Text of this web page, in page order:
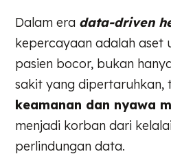
Dalam era data-driven
kepercayaan adalah aset
pasien bocor, bukan
sakit yang dipertaruhkan,
keamanan dan nyawa
menjadi korban dari
perlindungan data.